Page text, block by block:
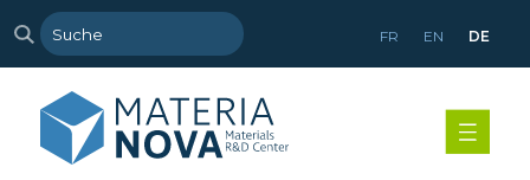
FR EN DE